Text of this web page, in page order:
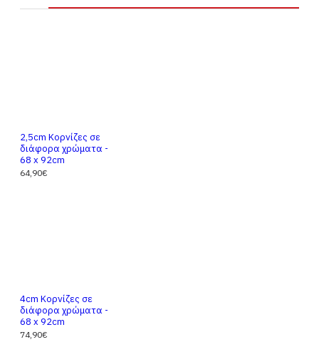
2,5cm Κορνίζες σε
διάφορα χρώματα -
68 x 92cm
64,90€
4cm Κορνίζες σε
διάφορα χρώματα -
68 x 92cm
74,90€